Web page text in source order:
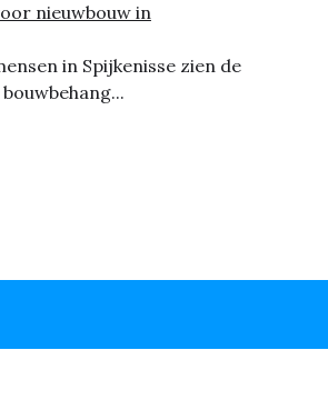
nieuwbouw in
in Spijkenisse zien de